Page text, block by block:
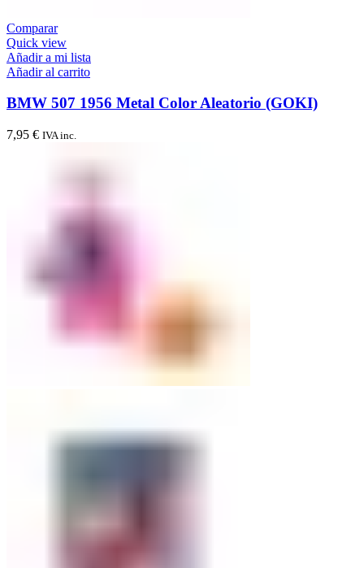
Comparar
Quick view
Añadir a mi lista
Añadir al carrito
BMW 507 1956 Metal Color Aleatorio (GOKI)
7,95 € IVA inc.